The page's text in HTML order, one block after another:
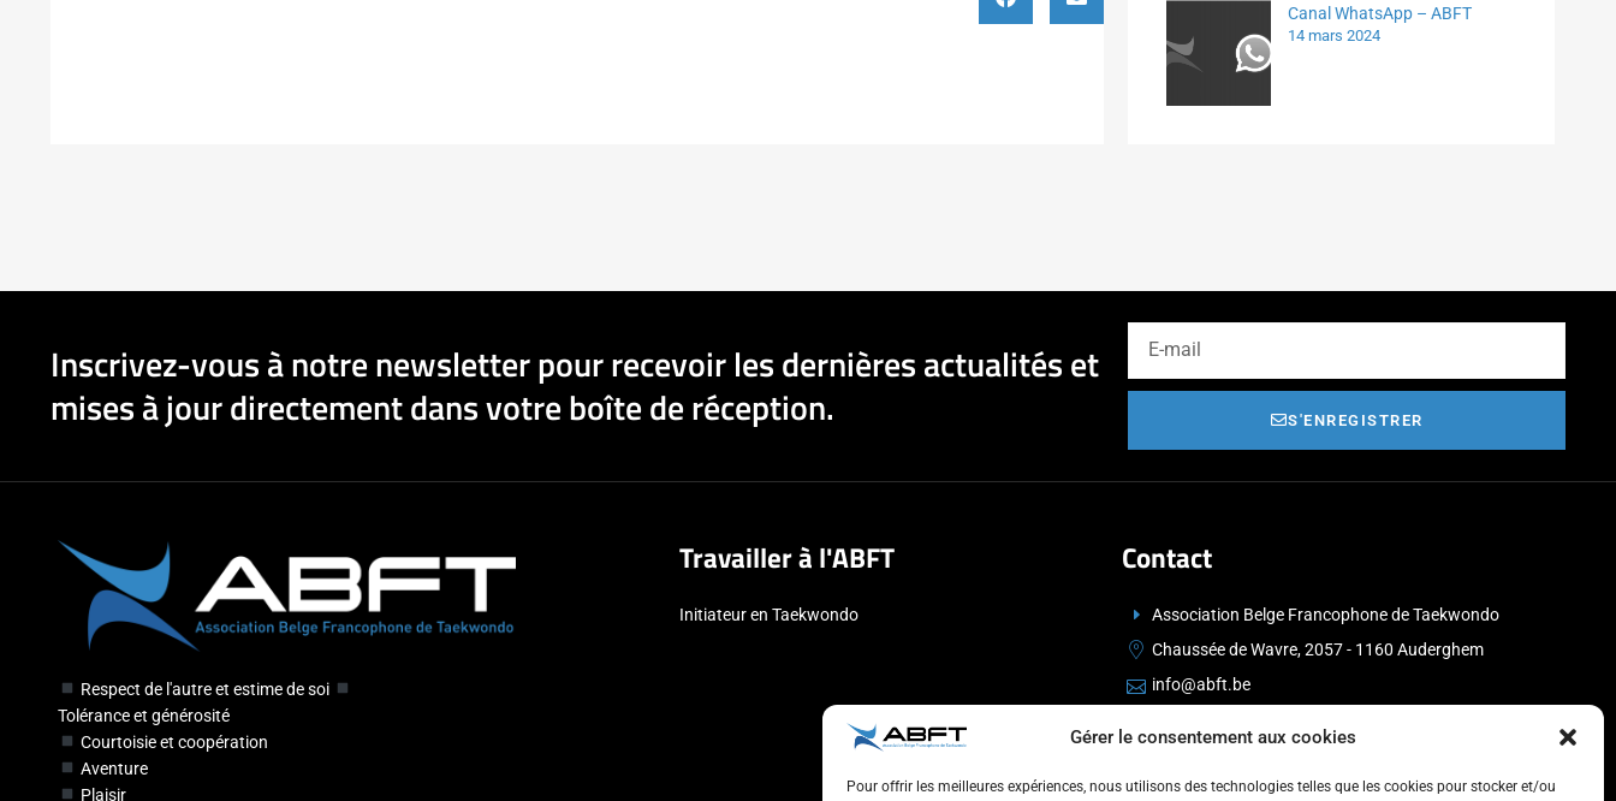
Gérer le consentement aux cookies
Pour offrir les meilleures expériences, nous utilisons des technologies telles que les cookies pour stocker et/ou
Canal WhatsApp – ABFT
14 mars 2024
Inscrivez-vous à notre newsletter pour recevoir les dernières actualités et
mises à jour directement dans votre boîte de réception.
S'ENREGISTRER
Respect de l'autre et estime de soi
Tolérance et générosité
Courtoisie et coopération
Aventure
Plaisir
Travailler à l'ABFT
Initiateur en Taekwondo
Contact
Association Belge Francophone de Taekwondo
Chaussée de Wavre, 2057 - 1160 Auderghem
info@abft.be